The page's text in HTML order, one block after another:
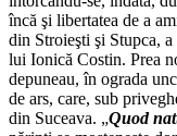
încă şi libertatea de a
din Stroieşti şi Stupca,
lui Ionică Costin. Prea
depuneau, în ograda
de ars, care, sub
din Suceava. „Quod